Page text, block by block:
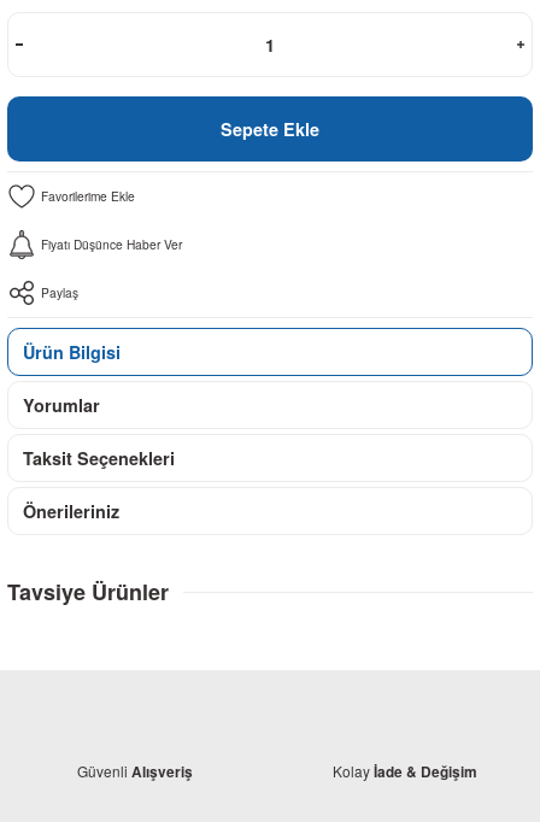
Sepete Ekle
Fiyatı Düşünce Haber Ver
Paylaş
Ürün Bilgisi
Yorumlar
Taksit Seçenekleri
Önerileriniz
Tavsiye Ürünler
Güvenli Alışveriş Kolayİade & Değişim